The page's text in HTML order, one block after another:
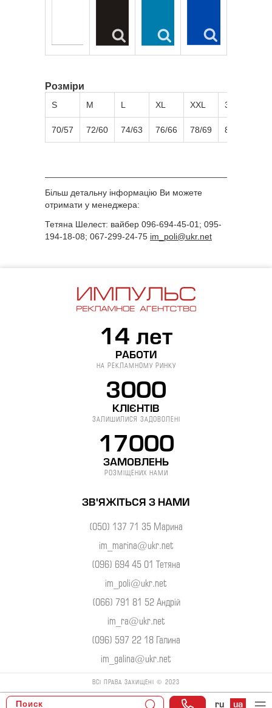
ru ua
Розміри
S M L XL XXL 3XL
70/57 72/60 74/63 76/66 78/69 80/72
Більш детальну інформацію Ви можете
отримати у менеджера:
Тетяна Шелест: вайбер 096-694-45-01; 095-
194-18-08; 067-299-24-75 im_poli@ukr.net
14 лет
РАБОТИ
НА РЕКЛАМНОМУ РИНКУ
3000
КЛІЄНТІВ
ЗАЛИШИЛИСЯ ЗАДОВОЛЕНІ
17000
ЗАМОВЛЕНЬ
РОЗМІЩЕНИХ НАМИ
ЗВ'ЯЖІТЬСЯ З НАМИ
(050) 137 71 35 Марина
im_marina@ukr.net
(096) 694 45 01 Тетяна
im_poli@ukr.net
(066) 791 81 52 Андрій
im_ra@ukr.net
(096) 597 22 18 Галина
im_galina@ukr.net
ВСІ ПРАВА ЗАХИЩЕНІ © 2023